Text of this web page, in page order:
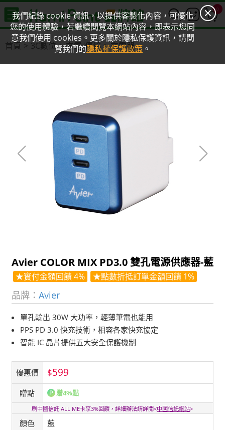
我們紀錄 cookie 資訊，以提供客製化內容，可優化
您的使用體驗，若繼續閱覽本網站內容，即表示您同
意我們使用 cookies。更多關於隱私保護資訊，請閱
覽我們的隱私權保護政策 。
0
首頁 3C數位 充電/傳輸 充電器
Avier COLOR MIX PD3.0 雙孔電源供應器-藍
★實付金額回饋 4% ★點數折抵訂單金額回饋 1%
品牌： Avier
單孔輸出 30W 大功率，輕薄筆電也能用
PPS PD 3.0 快充技術，相容各家快充協定
智能 IC 晶片提供五大安全保護機制
優惠價 $599
贈點 贈4%點
刷中國信託 ALL ME卡享3%回饋，詳細辦法請詳閱<中國信託網站>
顏色
藍